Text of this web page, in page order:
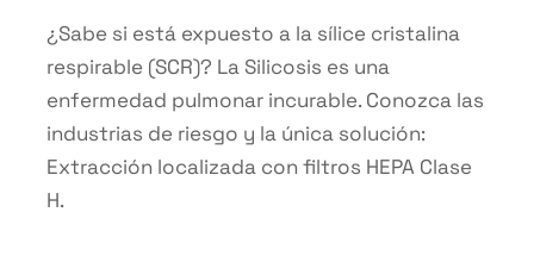
¿Sabe si está expuesto a la sílice cristalina
respirable (SCR)? La Silicosis es una
enfermedad pulmonar incurable. Conozca las
industrias de riesgo y la única solución:
Extracción localizada con filtros HEPA Clase
H.